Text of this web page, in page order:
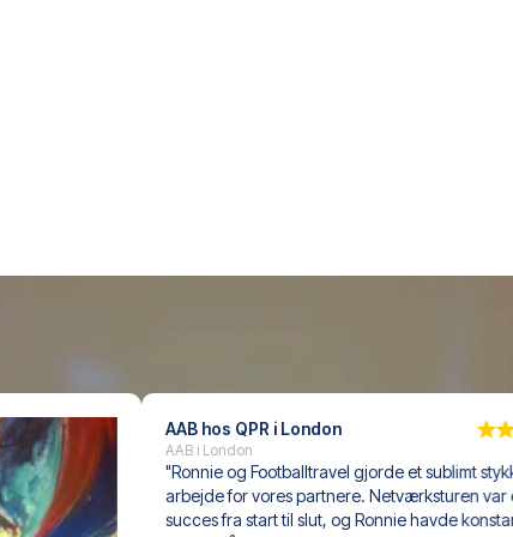
AAB hos QPR i London
AAB i London
"Ronnie og Footballtravel gjorde et sublimt stykke
arbejde for vores partnere. Netværksturen var en
succes fra start til slut, og Ronnie havde konstant